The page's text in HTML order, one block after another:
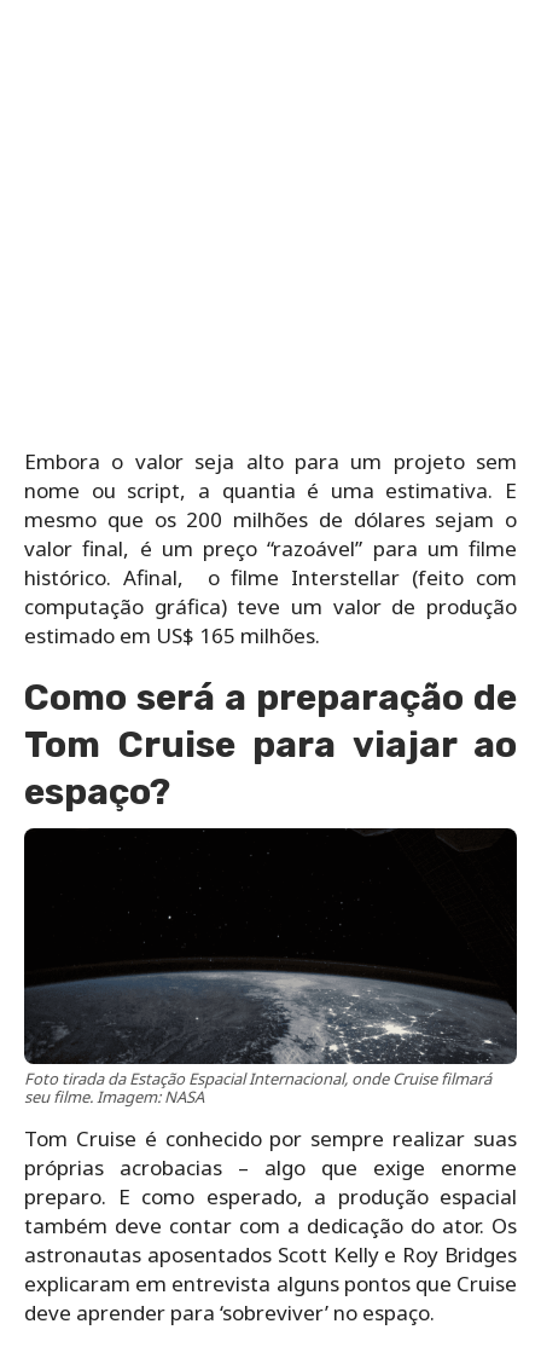
Embora o valor seja alto para um projeto sem
nome ou script, a quantia é uma estimativa. E
mesmo que os 200 milhões de dólares sejam o
valor final, é um preço “razoável” para um filme
histórico. Afinal, o filme Interstellar (feito com
computação gráfica) teve um valor de produção
estimado em US$ 165 milhões.
Como será a preparação de
Tom Cruise para viajar ao
espaço?
Foto tirada da Estação Espacial Internacional, onde Cruise filmará
seu filme. Imagem: NASA
Tom Cruise é conhecido por sempre realizar suas
próprias acrobacias – algo que exige enorme
preparo. E como esperado, a produção espacial
também deve contar com a dedicação do ator. Os
astronautas aposentados Scott Kelly e Roy Bridges
explicaram em entrevista alguns pontos que Cruise
deve aprender para ‘sobreviver’ no espaço.